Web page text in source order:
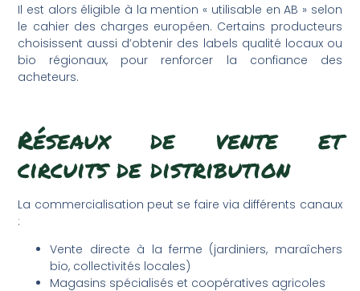
Il est alors éligible à la mention « utilisable en AB » selon
le cahier des charges européen. Certains producteurs
choisissent aussi d’obtenir des labels qualité locaux ou
bio régionaux, pour renforcer la confiance des
acheteurs.
Réseaux de vente et
circuits de distribution
La commercialisation peut se faire via différents canaux
:
Vente directe à la ferme (jardiniers, maraîchers
bio, collectivités locales)
Magasins spécialisés et coopératives agricoles